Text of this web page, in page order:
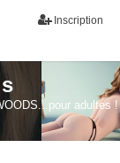
Inscription
adultes !